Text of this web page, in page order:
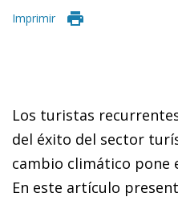
Imprimir
Los turistas
del éxito del sector
cambio climático pone
En este artículo